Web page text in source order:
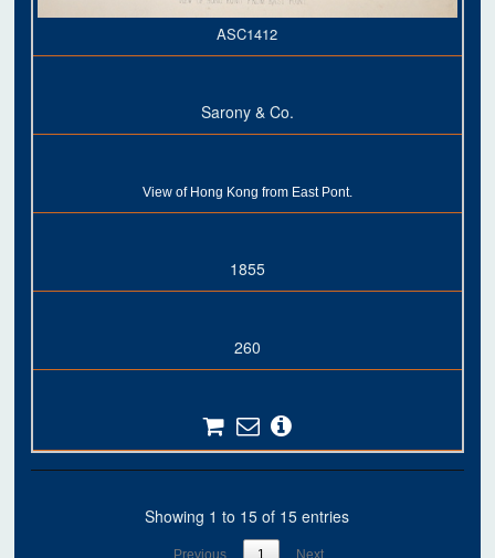
ASC1412
Sarony & Co.
View of Hong Kong from East Pont.
1855
260
Showing 1 to 15 of 15 entries
Previous 1 Next